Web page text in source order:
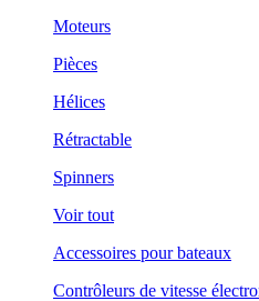
Moteurs
Pièces
Hélices
Rétractable
Spinners
Voir tout
Accessoires pour bateaux
Contrôleurs de vitesse